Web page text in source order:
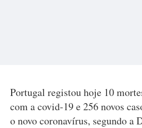
Portugal registou hoje 10
com a covid-19 e 256 novos
o novo coronavírus, segundo a